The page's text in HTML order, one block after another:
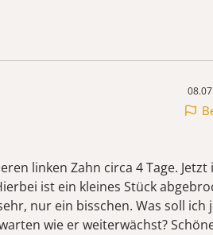
linken Zahn circa 4 Tage. Jetzt
ist ein kleines Stück
nur ein bisschen. Was soll ich
wie er weiterwächst?